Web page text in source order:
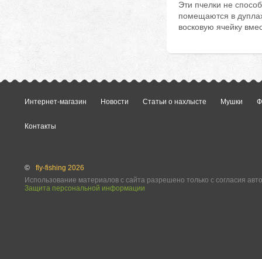
Эти пчелки не
помещаются в
восковую ячейку
Интернет-магазин Новости Статьи о нахлысте Мушки
Контакты
©
fly-fishing 2026
Использование материалов с сайта разрешено только с согласия
Защита персональной информации